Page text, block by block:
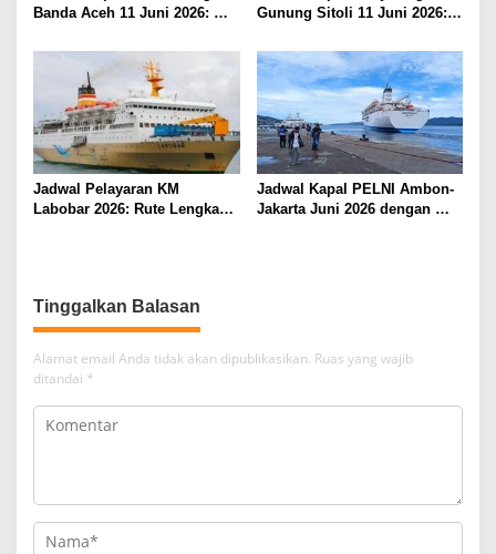
Banda Aceh 11 Juni 2026:
Penumpang dan Pengemudi
Gunung Sitoli 11 Juni 2026:
Lengkap
Jadwal Pelayaran KM
Labobar 2026: Rute Lengkap
Jadwal Kapal PELNI Ambon-
Jakarta Juni 2026 dengan
Alamat email Anda tidak akan dipublikasikan. Ruas yang wajib
ditandai *